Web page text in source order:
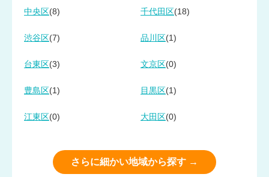
中央区 (8) 千代田区 (18)
渋谷区 (7) 品川区 (1)
台東区 (3) 文京区 (0)
豊島区 (1) 目黒区 (1)
江東区 (0) 大田区 (0)
さらに細かい地域から探す →